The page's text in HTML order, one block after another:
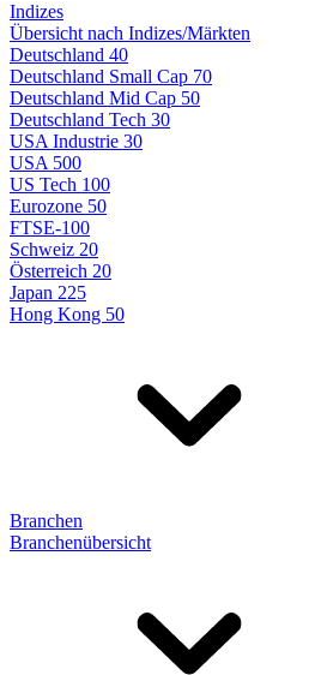
Indizes
Übersicht nach Indizes/Märkten
Deutschland 40
Deutschland Small Cap 70
Deutschland Mid Cap 50
Deutschland Tech 30
USA Industrie 30
USA 500
US Tech 100
Eurozone 50
FTSE-100
Schweiz 20
Österreich 20
Japan 225
Hong Kong 50
Branchen
Branchenübersicht